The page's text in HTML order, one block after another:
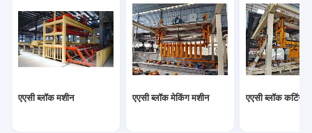
एएसी ब्लॉक मशीन एएसी ब्लॉक मेकिंग मशीन एएसी ब्लॉक कटिंग